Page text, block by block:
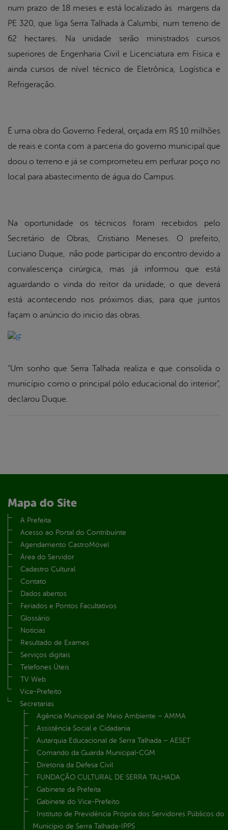
num prazo de 18 meses e está localizado às margens da
PE 320, que liga Serra Talhada à Calumbi, num terreno de
62 hectares. Na unidade serão ministrados cursos
superiores de Engenharia Civil e Licenciatura em Física e
ainda cursos de nível técnico de Eletrônica, Logística e
Refrigeração.
É uma obra do Governo Federal, orçada em R$ 10 milhões
de reais e conta com a parceria do governo municipal que
doou o terreno e já se comprometeu em perfurar poço no
local para abastecimento de água do Campus.
Na oportunidade os técnicos foram recebidos pelo
Secretário de Obras, Cristiano Meneses. O prefeito,
Luciano Duque, não pode participar do encontro devido a
convalescença cirúrgica, mas já informou que está
aguardando o vinda do reitor da unidade, o que deverá
está acontecendo nos próximos dias, para que juntos
façam o anúncio do inicio das obras.
“Um sonho que Serra Talhada realiza e que consolida o
município como o principal pólo educacional do interior”,
declarou Duque.
Mapa do Site
A Prefeita
Acesso ao Portal do Contribuinte
Agendamento CastroMóvel
Área do Servidor
Cadastro Cultural
Contato
Dados abertos
Feriados e Pontos Facultativos
Glossário
Notícias
Resultado de Exames
Serviços digitais
Telefones Úteis
TV Web
Vice-Prefeito
Secretarias
Agência Municipal de Meio Ambiente – AMMA
Assistência Social e Cidadania
Autarquia Educacional de Serra Talhada – AESET
Comando da Guarda Municipal-CGM
Diretoria da Defesa Civil
FUNDAÇÃO CULTURAL DE SERRA TALHADA
Gabinete da Prefeita
Gabinete do Vice-Prefeito
Instituto de Previdência Própria dos Servidores Públicos do
Município de Serra Talhada-IPPS